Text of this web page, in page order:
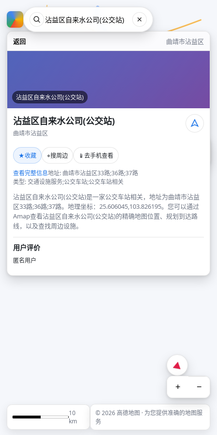
返回 曲靖市沾益区
沾益区自来水公司(公交站)
沾益区自来水公司(公交站)
曲靖市沾益区
★收藏 ⌖搜周边 📱 去手机查看
查看完整信息地址: 曲靖市沾益区33路;36路;37路
类型: 交通设施服务;公交车站;公交车站相关
沾益区自来水公司(公交站)是一家公交车站相关，地址为曲靖市沾益
区33路;36路;37路。地理坐标：25.606045,103.826195。您可以通过
Amap查看沾益区自来水公司(公交站)的精确地图位置、规划到达路
线，以及查找周边设施。
用户评价
匿名用户
+ −
10
km
© 2026 高德地图 · 为您提供准确的地图服
务